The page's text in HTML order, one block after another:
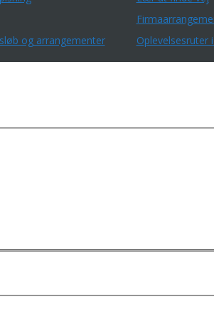
og arrangementer
Oplevelsesruter